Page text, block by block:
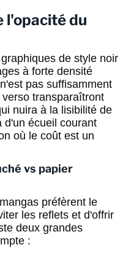
l'opacité du
de style noir
à forte densité
pas suffisamment
transparaîtront
nuira à la lisibilité de
d'un écueil courant
où le coût est un
vs papier
préfèrent le
les reflets et d'offrir
deux grandes
: